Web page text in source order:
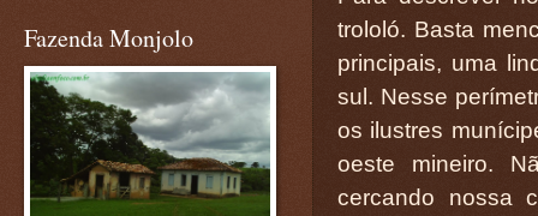
trololó. Basta
principais, uma
sul. Nesse
os ilustres
oeste mineiro.
cercando nossa
Fazenda Monjolo